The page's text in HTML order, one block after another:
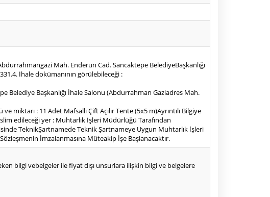
Mah. Enderun Cad. Sancaktepe BelediyeBaşkanlığı
İhale dokümanının görülebileceği :
Belediye Başkanlığı İhale Salonu (Abdurrahman Gaziadres Mah.
miktarı : 11 Adet Mafsallı Çift Açılır Tente (5x5 m)Ayrıntılı Bilgiye
edileceği yer : Muhtarlık İşleri Müdürlüğü Tarafından
TeknikŞartnamede Teknik Şartnameye Uygun Muhtarlık İşleri
İmzalanmasına Müteakip İşe Başlanacaktır.
bilgi vebelgeler ile fiyat dışı unsurlara ilişkin bilgi ve belgelere